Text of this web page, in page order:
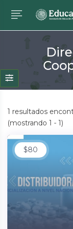
1 resultados
(mostrando 1 - 1)
$80